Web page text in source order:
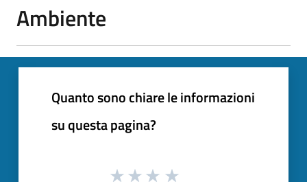
Ambiente
Quanto sono chiare le informazioni
su questa pagina?